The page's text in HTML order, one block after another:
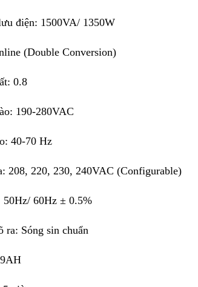
điện: 1500VA/ 1350W
(Double Conversion)
0.8
190-280VAC
40-70 Hz
208, 220, 230, 240VAC (Configurable)
50Hz/ 60Hz ± 0.5%
ra: Sóng sin chuẩn